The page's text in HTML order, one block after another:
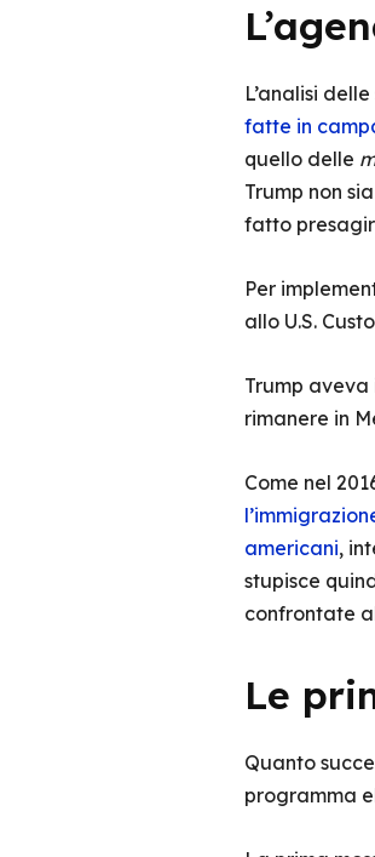
L’analisi
fatte in
quello delle
Trump non
fatto
Per
allo U.S.
Trump
rimanere in
Come nel
americani,
stupisce
confrontate
Le
Quanto
programma